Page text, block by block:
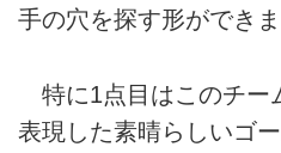
手の穴を探す形ができま
特に1点目はこのチー
表現した素晴らしいゴ